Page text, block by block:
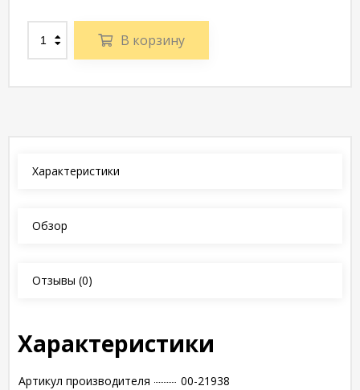
В корзину
Характеристики
Обзор
Отзывы (0)
Характеристики
Артикул производителя 00-21938